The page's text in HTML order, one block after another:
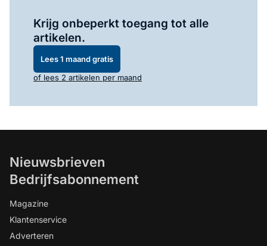
Krijg onbeperkt toegang tot alle
artikelen.
Lees 1 maand gratis
of lees 2 artikelen per maand
Nieuwsbrieven
Bedrijfsabonnement
Magazine
Klantenservice
Adverteren